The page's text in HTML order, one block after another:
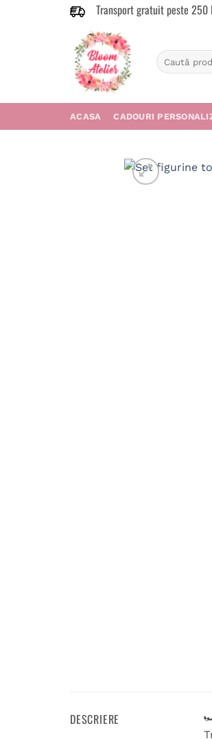
Transport gratuit peste 250
Caută
după:
ACASA CADOURI
DESCRIERE